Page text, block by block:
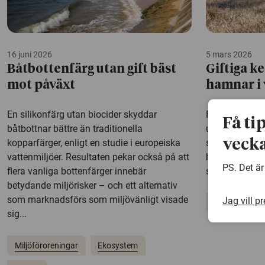
16 juni 2026
Båtbottenfärg utan gift bäst
mot påväxt
En silikonfärg utan biocider skyddar
båtbottnar bättre än traditionella
kopparfärger, enligt en studie i europeiska
vattenmiljöer. Resultaten pekar också på att
flera vanliga bottenfärger innebär
betydande miljörisker – och ett alternativ
som marknadsförs som miljövänligt visade
sig...
Miljöföroreningar Ekosystem
5 mars 2026
Giftiga
hamnar i
Forskare vid
undersökt
slut hamnar
halter av
som betat
Få
PS. Det
Jag vill